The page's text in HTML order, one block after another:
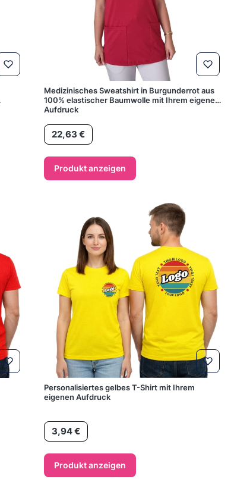
Medizinisches Sweatshirt in Burgunderrot aus
100% elastischer Baumwolle mit Ihrem eigenen
Aufdruck
Preis22,63 €
Produkt anzeigen
Personalisiertes gelbes T-Shirt mit Ihrem
eigenen Aufdruck
Preis
3,94 €
Produkt anzeigen